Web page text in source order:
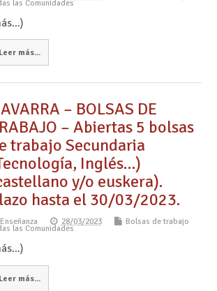
las Comunidades
Leer más...
– BOLSAS DE
– Abiertas 5 bolsas
trabajo Secundaria
Inglés…)
y/o euskera).
hasta el 30/03/2023.
Enseñanza 28/03/2023 Bolsas de trabajo
las Comunidades
Leer más...